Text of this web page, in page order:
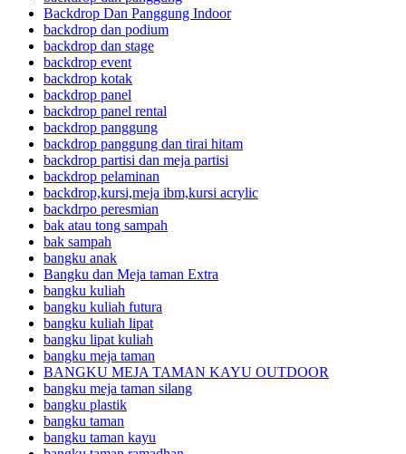
Backdrop Dan Panggung Indoor
backdrop dan podium
backdrop dan stage
backdrop event
backdrop kotak
backdrop panel
backdrop panel rental
backdrop panggung
backdrop panggung dan tirai hitam
backdrop partisi dan meja partisi
backdrop pelaminan
backdrop,kursi,meja ibm,kursi acrylic
backdrpo peresmian
bak atau tong sampah
bak sampah
bangku anak
Bangku dan Meja taman Extra
bangku kuliah
bangku kuliah futura
bangku kuliah lipat
bangku lipat kuliah
bangku meja taman
BANGKU MEJA TAMAN KAYU OUTDOOR
bangku meja taman silang
bangku plastik
bangku taman
bangku taman kayu